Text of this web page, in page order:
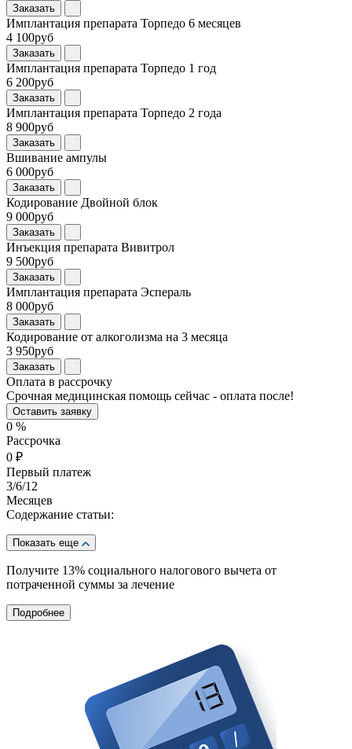
Заказать
Имплантация препарата Торпедо 6 месяцев
4 100руб
Заказать
Имплантация препарата Торпедо 1 год
6 200руб
Заказать
Имплантация препарата Торпедо 2 года
8 900руб
Заказать
Вшивание ампулы
6 000руб
Заказать
Кодирование Двойной блок
9 000руб
Заказать
Инъекция препарата Вивитрол
9 500руб
Заказать
Имплантация препарата Эспераль
8 000руб
Заказать
Кодирование от алкоголизма на 3 месяца
3 950руб
Заказать
Оплата в рассрочку
Срочная медицинская помощь сейчас - оплата после!
Оставить заявку
0 %
Рассрочка
0 ₽
Первый платеж
3/6/12
Месяцев
Содержание статьи:
Показать еще
Получите 13% социального налогового вычета от
потраченной суммы за лечение
Подробнее